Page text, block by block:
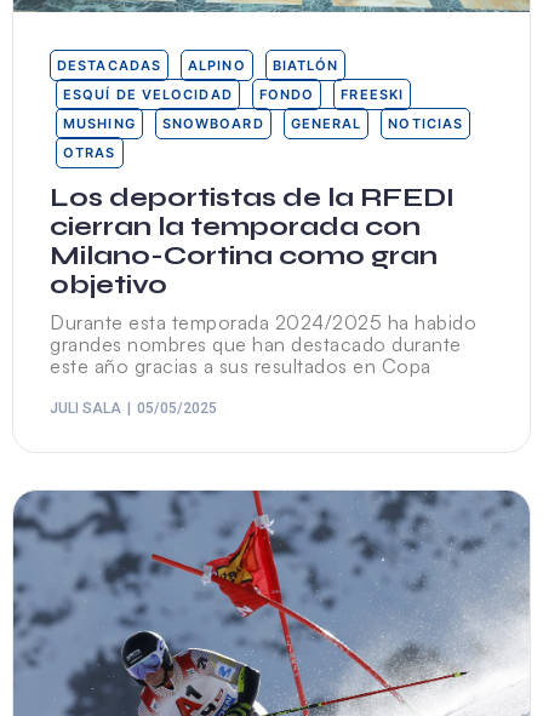
DESTACADAS ALPINO
BIATLÓN
ESQUÍ DE VELOCIDAD
FONDO
FREESKI
MUSHING
SNOWBOARD GENERAL
NOTICIAS
OTRAS
Los deportistas de la RFEDI
cierran la temporada con
Milano-Cortina como gran
objetivo
Durante esta temporada 2024/2025 ha habido
grandes nombres que han destacado durante
este año gracias a sus resultados en Copa
JULI SALA 05/05/2025